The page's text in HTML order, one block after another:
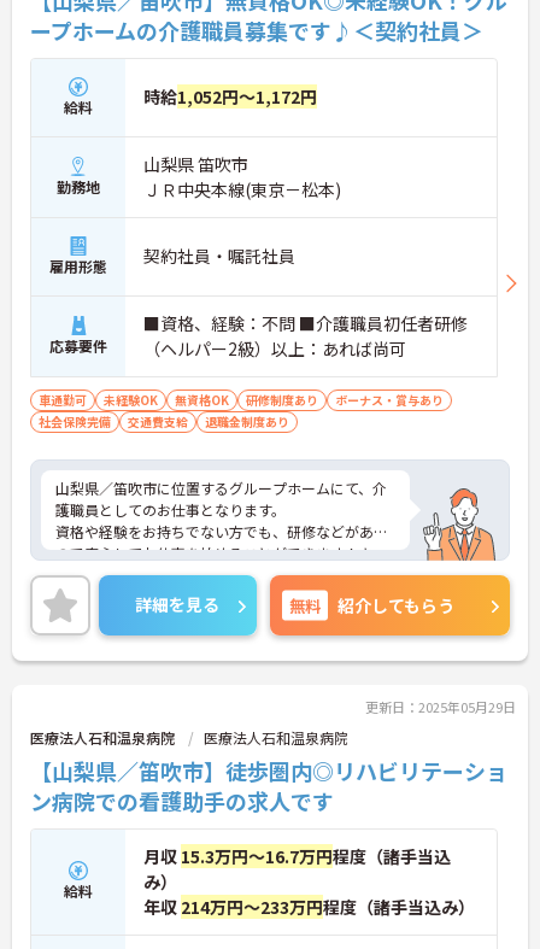
ープホームの介護職員募集です♪＜契約社員＞
給料 時給1,052円～1,172円
勤務地
山梨県 笛吹市
ＪＲ中央本線(東京－松本)
雇用形態 契約社員・嘱託社員
応募要件
■資格、経験：不問 ■介護職員初任者研修
（ヘルパー2級）以上：あれば尚可
車通勤可 未経験OK 無資格OK 研修制度あり
ボーナス・賞与あり
社会保険完備
交通費支給 退職金制度あり
山梨県／笛吹市に位置するグループホームにて、介
護職員としてのお仕事となります。
資格や経験をお持ちでない方でも、研修などがある
ので安心してお仕事を始めることができます！キャ
リアップも可能なので、ぜひご自身の強みを伸ばし
ていきませんか？
ご興味ある方は面接ポイントをお伝えしますので、
お気軽にお問い合わせください♪
詳細を見る 無料 紹介してもらう
更新日：2025年05月29日
医療法人石和温泉病院 医療法人石和温泉病院
【山梨県／笛吹市】徒歩圏内◎リハビリテーショ
ン病院での看護助手の求人です
給料
月収 15.3万円～16.7万円程度（諸手当込
み）
年収 214万円～233万円程度（諸手当込み）